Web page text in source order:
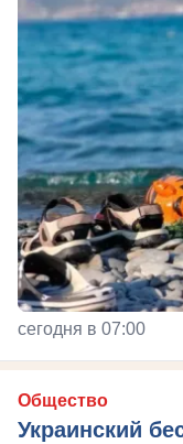
сегодня в 07:00
Общество
Украинский